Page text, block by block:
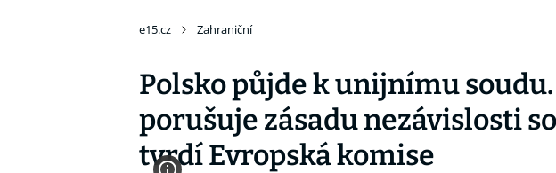
e15.cz Zahraniční
Polsko půjde k unijnímu
porušuje zásadu nezávislosti
tvrdí Evropská komise